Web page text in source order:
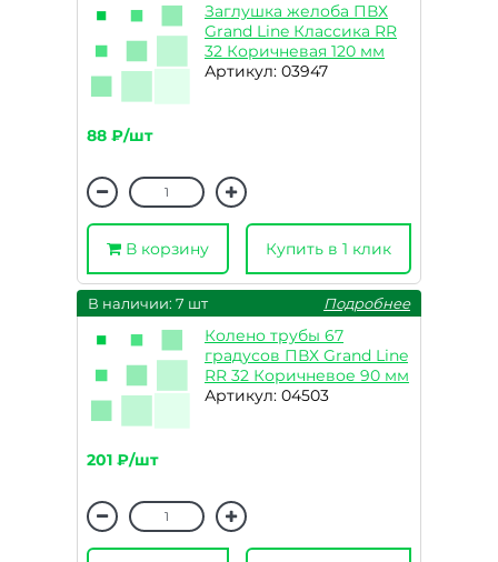
Заглушка желоба ПВХ
Grand Line Классика RR
32 Коричневая 120 мм
Артикул: 03947
88 ₽/шт
В корзину Купить в 1 клик
В наличии: 7 шт Подробнее
Колено трубы 67
градусов ПВХ Grand Line
RR 32 Коричневое 90 мм
Артикул: 04503
201 ₽/шт